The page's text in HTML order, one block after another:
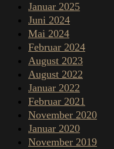
Januar 2025
Juni 2024
Mai 2024
Februar 2024
August 2023
August 2022
Januar 2022
Februar 2021
November 2020
Januar 2020
November 2019